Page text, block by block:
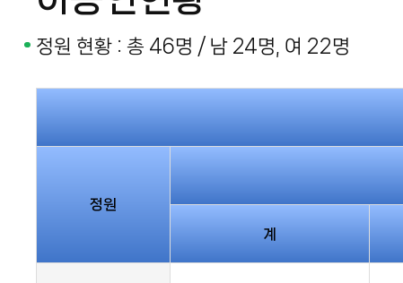
정원 현황 : 총 46명 / 남 24명, 여 22명
정원
계